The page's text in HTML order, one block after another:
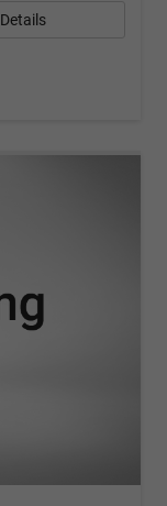
Details